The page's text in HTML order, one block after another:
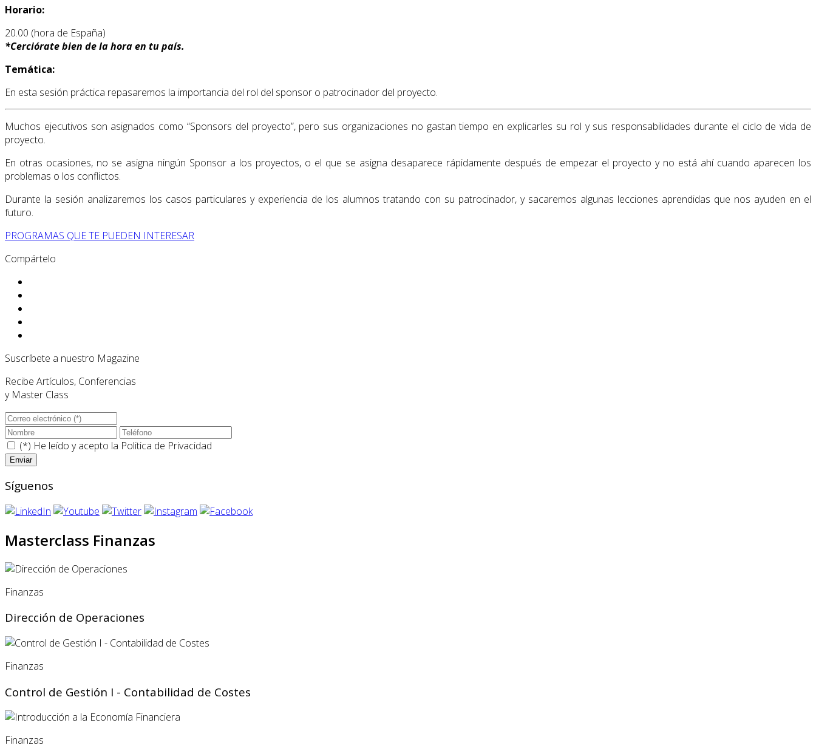
Horario:
20.00 (hora de España)
*Cerciórate bien de la hora en tu país.
Temática:
En esta sesión práctica repasaremos la importancia del rol del sponsor o patrocinador del proyecto.
Muchos ejecutivos son asignados como “Sponsors del proyecto”, pero sus organizaciones no gastan tiempo en explicarles su rol y sus responsabilidades durante el ciclo de vida de
proyecto.
En otras ocasiones, no se asigna ningún Sponsor a los proyectos, o el que se asigna desaparece rápidamente después de empezar el proyecto y no está ahí cuando aparecen los
problemas o los conflictos.
Durante la sesión analizaremos los casos particulares y experiencia de los alumnos tratando con su patrocinador, y sacaremos algunas lecciones aprendidas que nos ayuden en el
futuro.
PROGRAMAS QUE TE PUEDEN INTERESAR
Compártelo
Suscríbete a nuestro Magazine
Recibe Artículos, Conferencias
y Master Class
(*) He leído y acepto la Politica de Privacidad
Síguenos
Masterclass Finanzas
Finanzas
Dirección de Operaciones
Finanzas
Control de Gestión I - Contabilidad de Costes
Finanzas